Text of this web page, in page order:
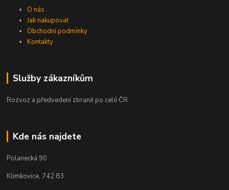
O nás
Jak nakupovat
Obchodní podmínky
Kontakty
Služby zákazníkům
Rozvoz a předvedení zbraně po celé ČR
Kde nás najdete
Polanecká 90
Klimkovice, 742 83